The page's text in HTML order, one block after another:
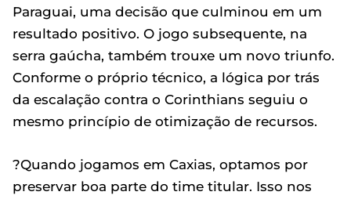
Paraguai, uma decisão que culminou em um
resultado positivo. O jogo subsequente, na
serra gaúcha, também trouxe um novo triunfo.
Conforme o próprio técnico, a lógica por trás
da escalação contra o Corinthians seguiu o
mesmo princípio de otimização de recursos.
?Quando jogamos em Caxias, optamos por
preservar boa parte do time titular. Isso nos